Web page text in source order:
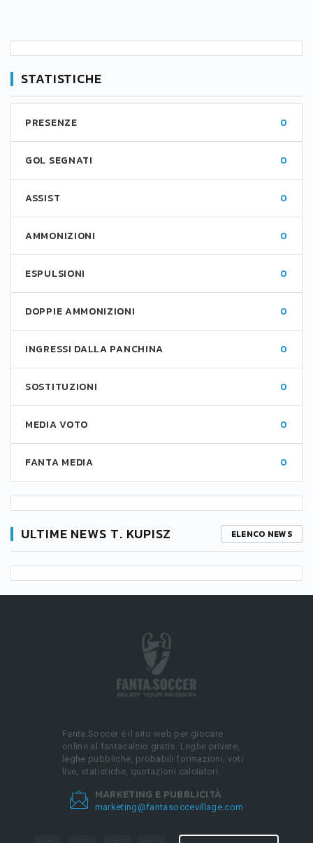
STATISTICHE
PRESENZE 0
GOL SEGNATI 0
ASSIST 0
AMMONIZIONI 0
ESPULSIONI 0
DOPPIE AMMONIZIONI 0
INGRESSI DALLA PANCHINA 0
SOSTITUZIONI 0
MEDIA VOTO 0
FANTA MEDIA 0
ULTIME NEWS T. KUPISZ ELENCO NEWS
Fanta.Soccer è il sito web per giocare
online al fantacalcio gratis. Leghe private,
leghe pubbliche, probabili formazioni, voti
live, statistiche, quotazioni calciatori.
MARKETING E PUBBLICITÀ
marketing@fantasoccevillage.com